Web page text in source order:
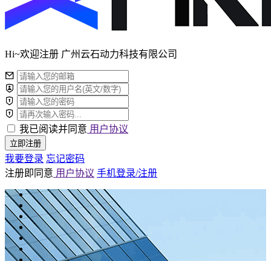
Hi~欢迎注册 广州云石动力科技有限公司
我已阅读并同意 用户协议
立即注册
我要登录 忘记密码
注册即同意 用户协议 手机登录/注册